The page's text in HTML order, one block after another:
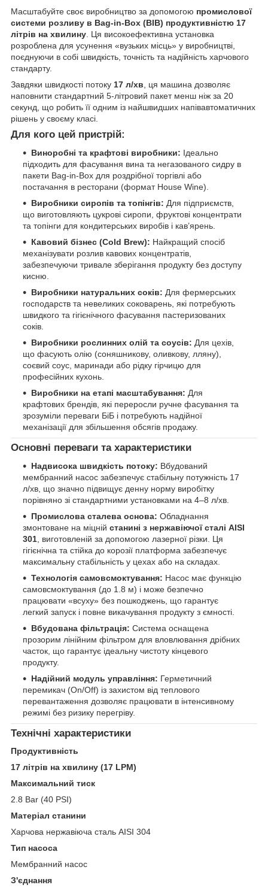
Масштабуйте своє виробництво за допомогою промислової
системи розливу в Bag-in-Box (BIB) продуктивністю 17
літрів на хвилину. Ця високоефективна установка
розроблена для усунення «вузьких місць» у виробництві,
поєднуючи в собі швидкість, точність та надійність харчового
стандарту.
Завдяки швидкості потоку 17 л/хв, ця машина дозволяє
наповнити стандартний 5-літровий пакет менш ніж за 20
секунд, що робить її одним із найшвидших напівавтоматичних
рішень у своєму класі.
Для кого цей пристрій:
Виноробні та крафтові виробники: Ідеально
підходить для фасування вина та негазованого сидру в
пакети Bag-in-Box для роздрібної торгівлі або
постачання в ресторани (формат House Wine).
Виробники сиропів та топінгів: Для підприємств,
що виготовляють цукрові сиропи, фруктові концентрати
та топінги для кондитерських виробів і кав’ярень.
Кавовий бізнес (Cold Brew): Найкращий спосіб
механізувати розлив кавових концентратів,
забезпечуючи тривале зберігання продукту без доступу
кисню.
Виробники натуральних соків: Для фермерських
господарств та невеликих соковарень, які потребують
швидкого та гігієнічного фасування пастеризованих
соків.
Виробники рослинних олій та соусів: Для цехів,
що фасують олію (соняшникову, оливкову, лляну),
соєвий соус, маринади або рідку гірчицю для
професійних кухонь.
Виробники на етапі масштабування: Для
крафтових брендів, які переросли ручне фасування та
зрозуміли переваги БіБ і потребують надійної
механізації для збільшення обсягів продажу.
Основні переваги та характеристики
Надвисока швидкість потоку: Вбудований
мембранний насос забезпечує стабільну потужність 17
л/хв, що значно підвищує денну норму виробітку
порівняно зі стандартними установками на 4–8 л/хв.
Промислова сталева основа: Обладнання
змонтоване на міцній станині з нержавіючої сталі AISI
301 , виготовленій за допомогою лазерної різки. Ця
гігієнічна та стійка до корозії платформа забезпечує
максимальну стабільність у цехах або на складах.
Технологія самовсмоктування: Насос має функцію
самовсмоктування (до 1.8 м) і може безпечно
працювати «всуху» без пошкоджень, що гарантує
легкий запуск і повне викачування продукту з ємності.
Вбудована фільтрація: Система оснащена
прозорим лінійним фільтром для вловлювання дрібних
часток, що гарантує ідеальну чистоту кінцевого
продукту.
Надійний модуль управління: Герметичний
перемикач (On/Off) із захистом від теплового
перевантаження дозволяє працювати в інтенсивному
режимі без ризику перегріву.
Технічні характеристики
Продуктивність
17 літрів на хвилину (17 LPM)
Максимальний тиск
2.8 Bar (40 PSI)
Матеріал станини
Харчова нержавіюча сталь AISI 304
Тип насоса
Mембранний насос
З'єднання